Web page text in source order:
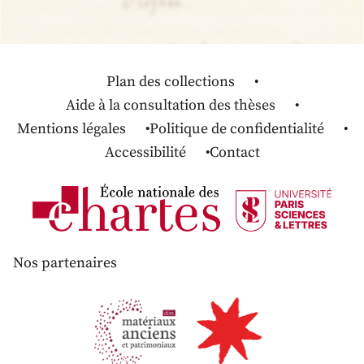
Plan des collections
Aide à la consultation des thèses
Mentions légales
Politique de confidentialité
Accessibilité
Contact
Nos partenaires